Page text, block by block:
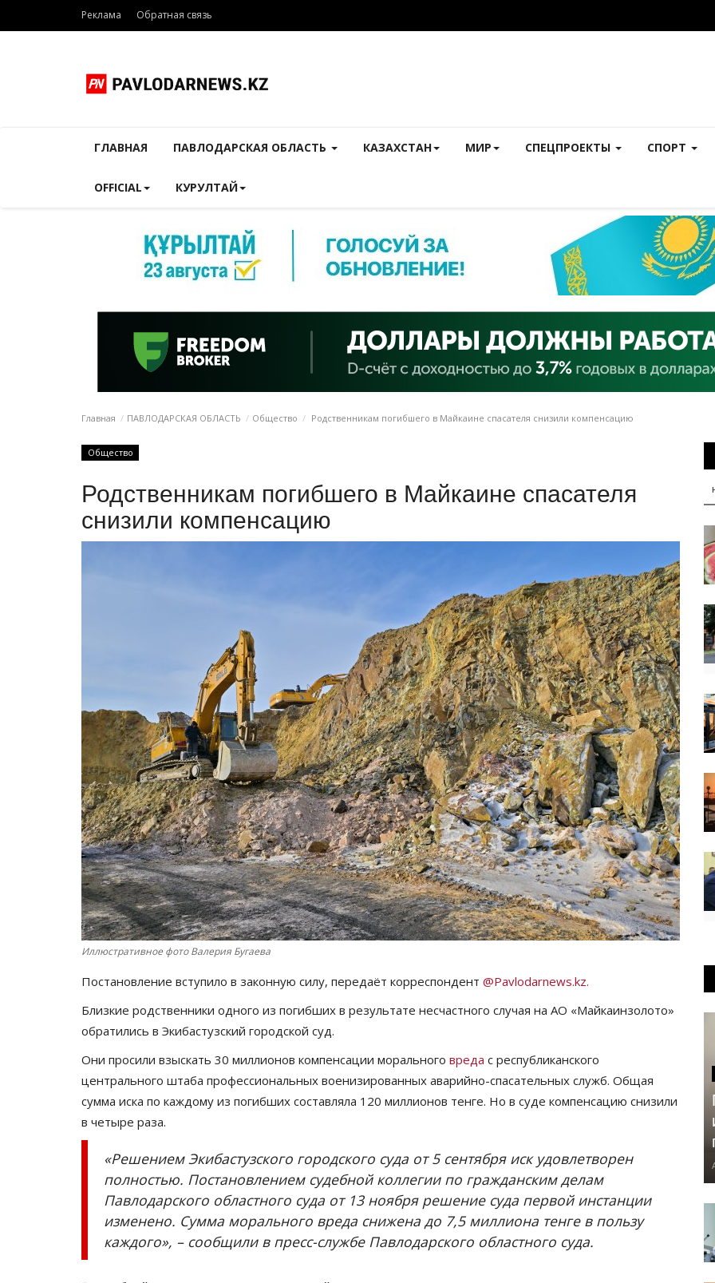
Реклама Обратная связь
ГЛАВНАЯ ПАВЛОДАРСКАЯ ОБЛАСТЬ КАЗАХСТАН МИР СПЕЦПРОЕКТЫ СПОРТ
OFFICIAL КУРУЛТАЙ
Главная ПАВЛОДАРСКАЯ ОБЛАСТЬ Общество Родственникам погибшего в Майкаине спасателя снизили компенсацию
Общество
Родственникам погибшего в Майкаине спасателя
снизили компенсацию
Иллюстративное фото Валерия Бугаева
Постановление вступило в законную силу, передаёт корреспондент @Pavlodarnews.kz.
Близкие родственники одного из погибших в результате несчастного случая на АО «Майкаинзолото»
обратились в Экибастузский городской суд.
Они просили взыскать 30 миллионов компенсации морального вреда с республиканского
центрального штаба профессиональных военизированных аварийно-спасательных служб. Общая
сумма иска по каждому из погибших составляла 120 миллионов тенге. Но в суде компенсацию снизили
в четыре раза.
«Решением Экибастузского городского суда от 5 сентября иск удовлетворен
полностью. Постановлением судебной коллегии по гражданским делам
Павлодарского областного суда от 13 ноября решение суда первой инстанции
изменено. Сумма морального вреда снижена до 7,5 миллиона тенге в пользу
каждого», – сообщили в пресс-службе Павлодарского областного суда.